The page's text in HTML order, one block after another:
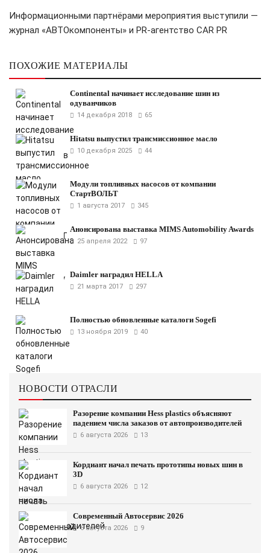
Информационными партнёрами мероприятия выступили —
журнал «АВТОкомпоненты» и PR-агентство CAR PR
ПОХОЖИЕ МАТЕРИАЛЫ
Continental начинает исследование шин из
одуванчиков
14 декабря 2018 65
Hitatsu выпустил трансмиссионное масло
10 декабря 2025 44
Модули топливных насосов от компании
СтартВОЛЬТ
1 августа 2017 345
Анонсирована выставка MIMS Automobility Awards
25 апреля 2022 97
Daimler наградил HELLA
21 марта 2017 297
Полностью обновленные каталоги Sogefi
13 ноября 2019 40
НОВОСТИ ОТРАСЛИ
Разорение компании Hess plastics объясняют
падением числа заказов от автопроизводителей
6 августа 2026 13
Кордиант начал печать прототипы новых шин в
3D
6 августа 2026 12
Современный Автосервис 2026
6 августа 2026 9